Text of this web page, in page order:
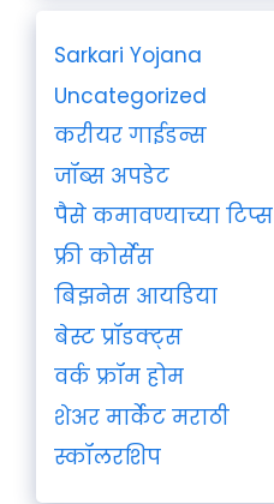
Sarkari Yojana
Uncategorized
करीयर गाईडन्स
जॉब्स अपडेट
पैसे कमावण्याच्या टिप्स
फ्री कोर्सेस
बिझनेस आयडिया
बेस्ट प्रॉडक्ट्स
वर्क फ्रॉम होम
शेअर मार्केट मराठी
स्कॉलरशिप